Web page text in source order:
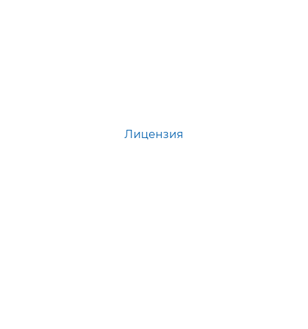
Лицензия